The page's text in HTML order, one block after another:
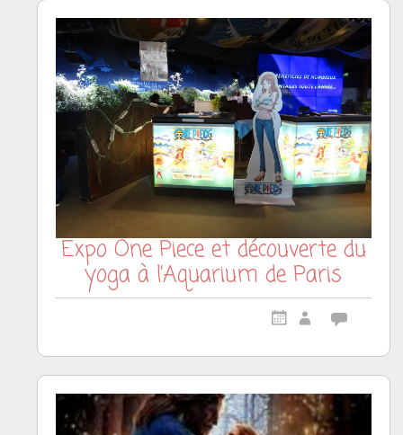
Expo One Piece et découverte du
yoga à l’Aquarium de Paris